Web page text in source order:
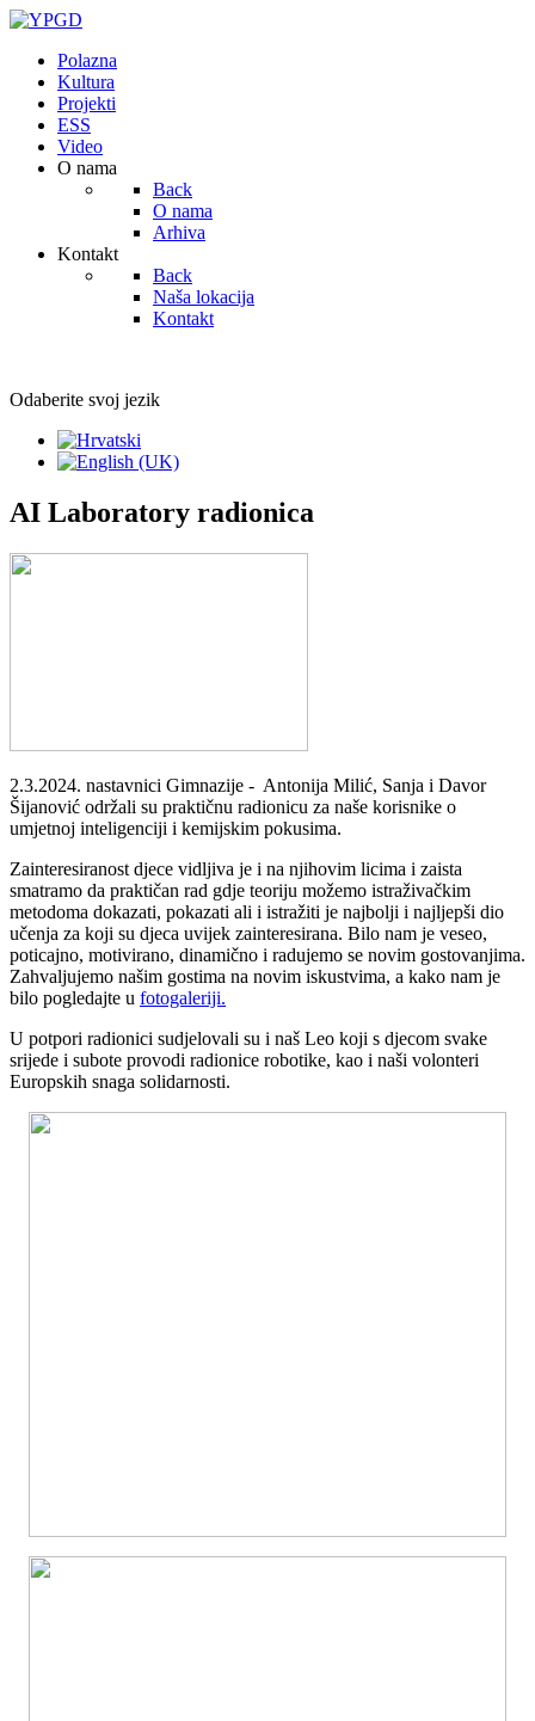
Polazna
Kultura
Projekti
ESS
Video
O nama
Back
O nama
Arhiva
Kontakt
Back
Naša lokacija
Kontakt
Odaberite svoj jezik
AI Laboratory radionica
2.3.2024. nastavnici Gimnazije - Antonija Milić, Sanja i Davor
Šijanović održali su praktičnu radionicu za naše korisnike o
umjetnoj inteligenciji i kemijskim pokusima.
Zainteresiranost djece vidljiva je i na njihovim licima i zaista
smatramo da praktičan rad gdje teoriju možemo istraživačkim
metodoma dokazati, pokazati ali i istražiti je najbolji i najljepši dio
učenja za koji su djeca uvijek zainteresirana. Bilo nam je veseo,
poticajno, motivirano, dinamično i radujemo se novim gostovanjima.
Zahvaljujemo našim gostima na novim iskustvima, a kako nam je
bilo pogledajte u fotogaleriji.
U potpori radionici sudjelovali su i naš Leo koji s djecom svake
srijede i subote provodi radionice robotike, kao i naši volonteri
Europskih snaga solidarnosti.